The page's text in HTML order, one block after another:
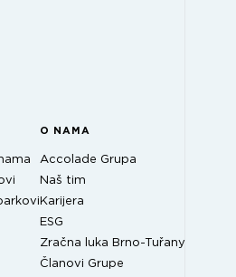
O NAMA
Accolade Grupa
Naš tim
Karijera
ESG
Zračna luka Brno-Tuřany
Članovi Grupe